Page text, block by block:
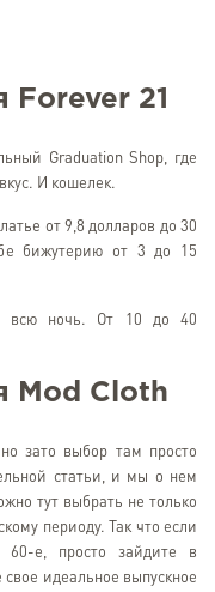
Forever 21
Graduation Shop, где
И кошелек.
от 9,8 долларов до 30
бижутерию от 3 до 15
всю ночь. От 10 до 40
Mod Cloth
зато выбор там просто
статьи, и мы о нем
тут выбрать не только
периоду. Так что если
е, просто зайдите в
идеальное выпускное